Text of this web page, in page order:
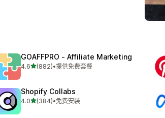
GOAFFPRO ‑ Affiliate Marketing
4.6星（满分 5 星）
(882)
总共 882 条评论
•提供免费套餐
Shopify Collabs
4.0星（满分 5 星）
(384)
总共 384 条评论
•免费安装